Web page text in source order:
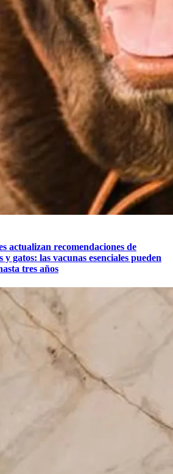
actualizan recomendaciones de
gatos: las vacunas esenciales pueden
tres años